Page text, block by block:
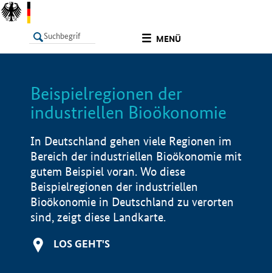
MENÜ
LISTE
Beispielregionen der
industriellen Bioökonomie
In Deutschland gehen viele Regionen im
Bereich der industriellen Bioökonomie mit
gutem Beispiel voran. Wo diese
Beispielregionen der industriellen
Bioökonomie in Deutschland zu verorten
sind, zeigt diese Landkarte.
LOS GEHT'S